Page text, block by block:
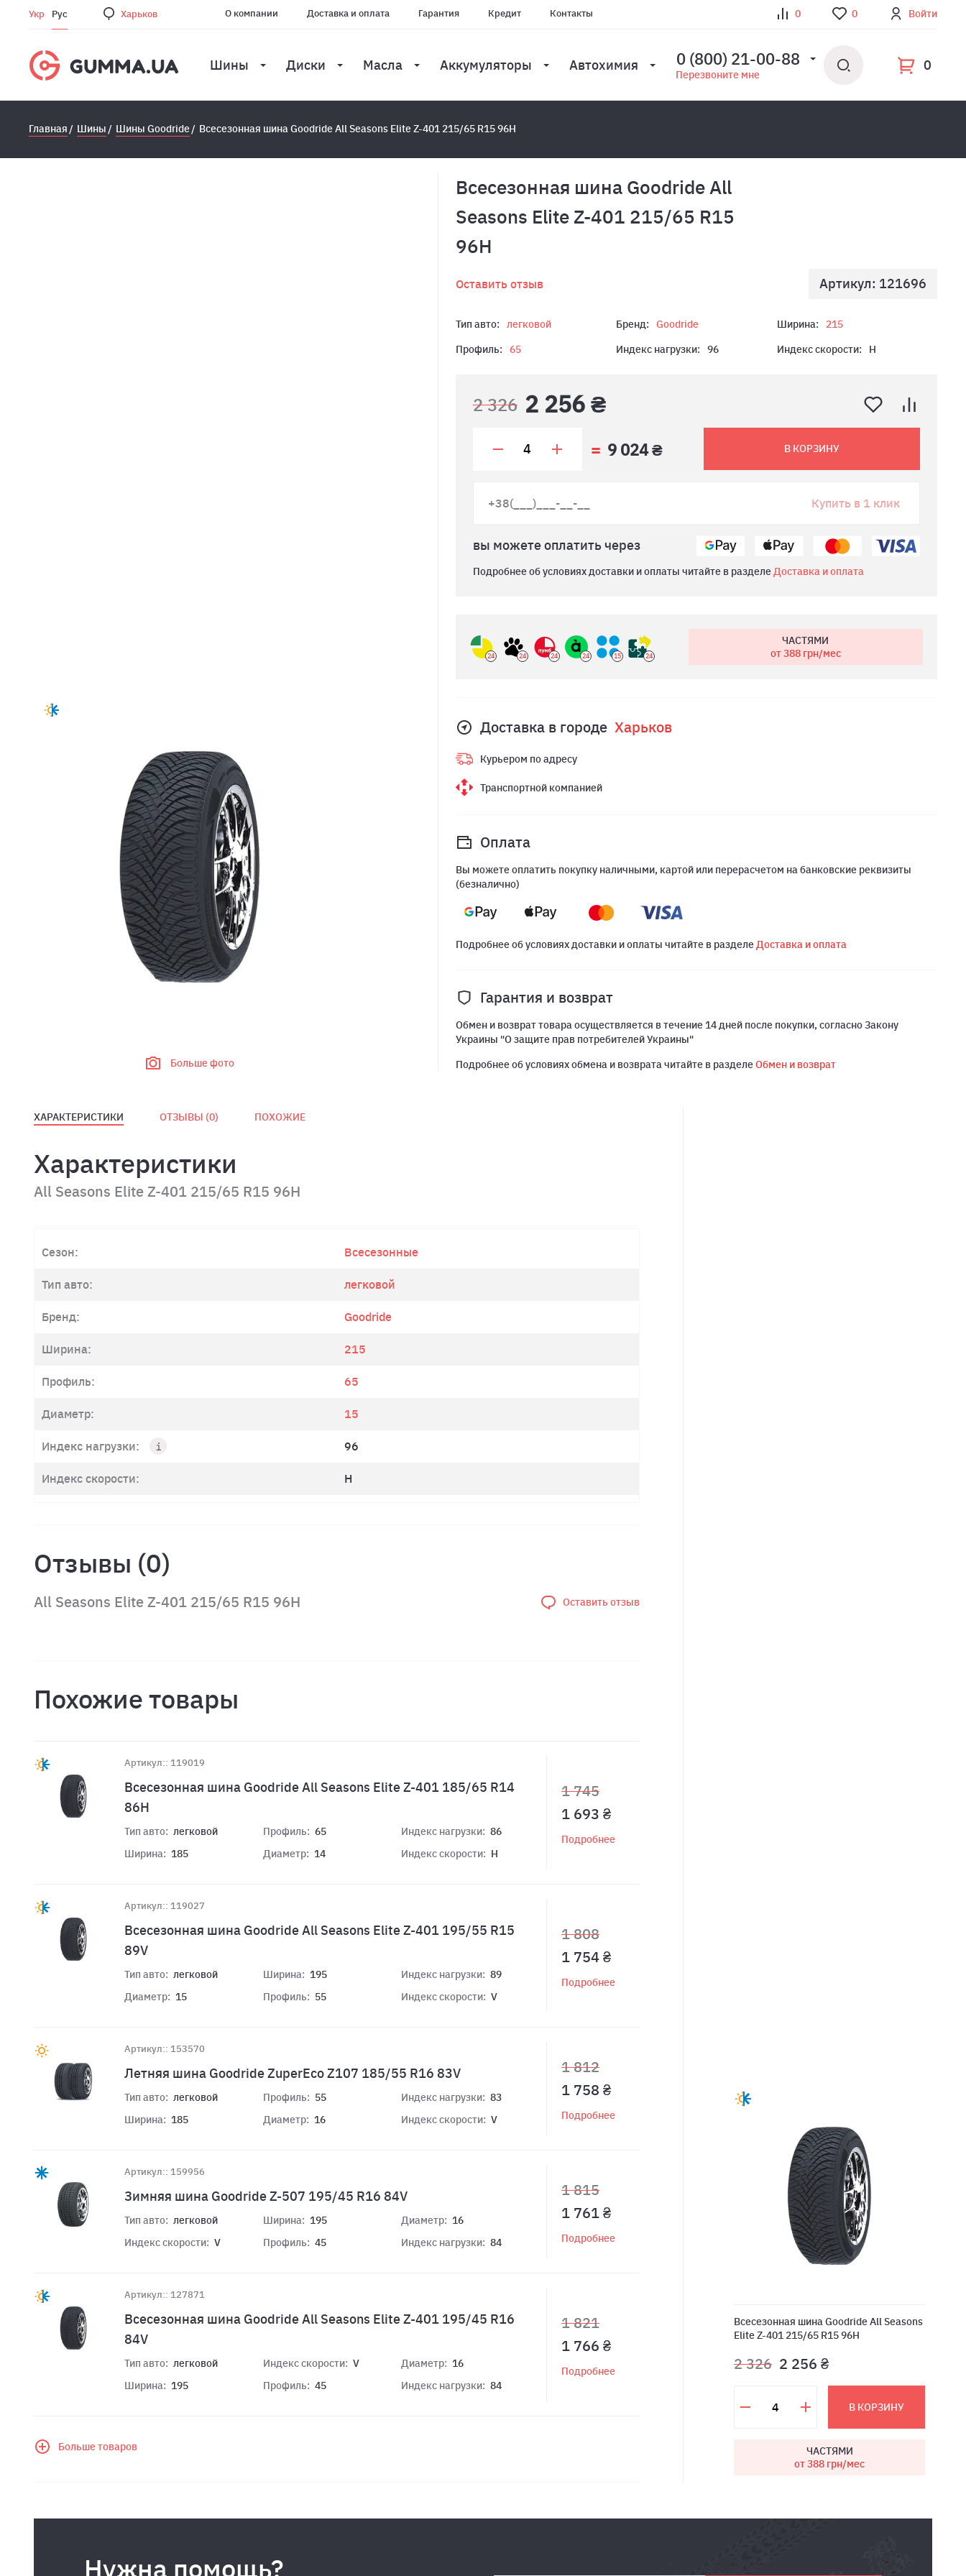
Укр Рус Харьков О компании Доставка и оплата Гарантия Кредит Контакты 0 0 Войти
Шины Диски Масла Аккумуляторы Автохимия 0 (800) 21-00-88
Перезвоните мне
0
Главная Шины Шины Goodride Всесезонная шина Goodride All Seasons Elite Z-401 215/65 R15 96H
Больше фото
Всесезонная шина Goodride All
Seasons Elite Z-401 215/65 R15
96H
Оставить отзыв Артикул: 121696
Тип авто: легковой Бренд: Goodride Ширина:
215
Профиль:
65 Индекс нагрузки: 96 Индекс скорости: H
2 326 2 256 ₴
9 024 ₴ В КОРЗИНУ
Купить в 1 клик
вы можете оплатить через
Подробнее об условиях доставки и оплаты читайте в разделеДоставка и оплата
24 24 24 24 15 24
ЧАСТЯМИ
от 388грн/мес
Доставка в городе Харьков
Курьером по адресу
Транспортной компанией
Оплата
Вы можете оплатить покупку наличными, картой или перерасчетом на банковские реквизиты
(безналично)
Подробнее об условиях доставки и оплаты читайте в разделеДоставка и оплата
Гарантия и возврат
Обмен и возврат товара осуществляется в течение 14 дней после покупки, согласно Закону
Украины "О защите прав потребителей Украины"
Подробнее об условиях обмена и возврата читайте в разделеОбмен и возврат
ХАРАКТЕРИСТИКИ ОТЗЫВЫ (0) ПОХОЖИЕ
Характеристики
All Seasons Elite Z-401 215/65 R15 96H
Сезон: Всесезонные
Тип авто: легковой
Бренд: Goodride
Ширина: 215
Профиль: 65
Диаметр: 15
Индекс нагрузки: 96
Индекс скорости: H
Отзывы (0)
All Seasons Elite Z-401 215/65 R15 96H Оставить отзыв
Похожие товары
Артикул:: 119019
Всесезонная шина Goodride All Seasons Elite Z-401 185/65 R14
86H
Тип авто: легковой
Ширина: 185
Профиль: 65
Диаметр: 14
Индекс нагрузки: 86
Индекс скорости: H
1 745
1 693 ₴
Подробнее
Артикул:: 119027
Всесезонная шина Goodride All Seasons Elite Z-401 195/55 R15
89V
Тип авто: легковой
Диаметр: 15
Ширина: 195
Профиль: 55
Индекс нагрузки: 89
Индекс скорости: V
1 808
1 754 ₴
Подробнее
Артикул:: 153570
Летняя шина Goodride ZuperEco Z107 185/55 R16 83V
Тип авто: легковой
Ширина: 185
Профиль: 55
Диаметр: 16
Индекс нагрузки: 83
Индекс скорости: V
1 812
1 758 ₴
Подробнее
Артикул:: 159956
Зимняя шина Goodride Z-507 195/45 R16 84V
Тип авто: легковой
Индекс скорости: V
Ширина: 195
Профиль: 45
Диаметр: 16
Индекс нагрузки: 84
1 815
1 761 ₴
Подробнее
Артикул:: 127871
Всесезонная шина Goodride All Seasons Elite Z-401 195/45 R16
84V
Тип авто: легковой
Ширина: 195
Индекс скорости: V
Профиль: 45
Диаметр: 16
Индекс нагрузки: 84
1 821
1 766 ₴
Подробнее
Больше товаров
Всесезонная шина Goodride All Seasons
Elite Z-401 215/65 R15 96H
2 326 2 256 ₴
В КОРЗИНУ
ЧАСТЯМИ
от 388 грн/мес
Нужна помощь?